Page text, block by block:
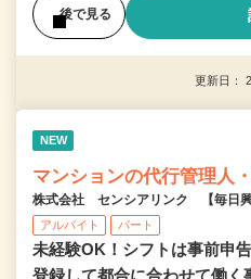
後で見る
更新日：
NEW
マンションの代行管理人
株式会社 センシアリンク 【毎日興
アルバイト パート
未経験OK！シフトは事前申